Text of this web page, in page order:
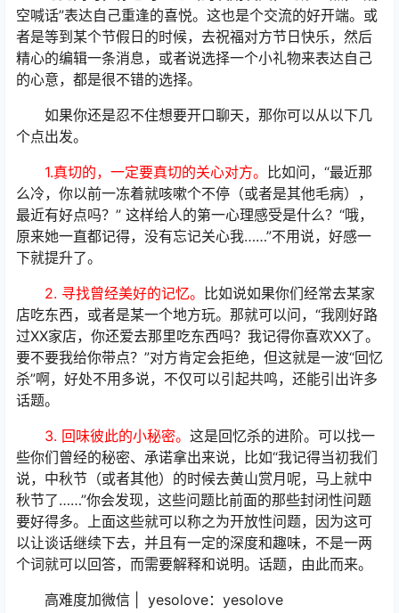
空喊话”表达自己重逢的喜悦。这也是个交流的好开端。或
者是等到某个节假日的时候，去祝福对方节日快乐，然后
精心的编辑一条消息，或者说选择一个小礼物来表达自己
的心意，都是很不错的选择。
如果你还是忍不住想要开口聊天，那你可以从以下几
个点出发。
1.真切的，一定要真切的关心对方。 比如问，“最近那
么冷，你以前一冻着就咳嗽个不停（或者是其他毛病），
最近有好点吗？” 这样给人的第一心理感受是什么？“哦，
原来她一直都记得，没有忘记关心我……”不用说，好感一
下就提升了。
2. 寻找曾经美好的记忆。 比如说如果你们经常去某家
店吃东西，或者是某一个地方玩。那就可以问，“我刚好路
过XX家店，你还爱去那里吃东西吗？我记得你喜欢XX了。
要不要我给你带点？”对方肯定会拒绝，但这就是一波“回忆
杀”啊，好处不用多说，不仅可以引起共鸣，还能引出许多
话题。
3. 回味彼此的小秘密。 这是回忆杀的进阶。可以找一
些你们曾经的秘密、承诺拿出来说，比如“我记得当初我们
说，中秋节（或者其他）的时候去黄山赏月呢，马上就中
秋节了……”你会发现，这些问题比前面的那些封闭性问题
要好得多。上面这些就可以称之为开放性问题，因为这可
以让谈话继续下去，并且有一定的深度和趣味，不是一两
个词就可以回答，而需要解释和说明。话题，由此而来。
高难度加微信 | yesolove：yesolove